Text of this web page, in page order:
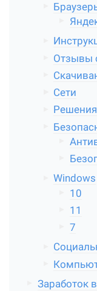
Отзывы
Сети
Windows
10
11
7
Заработок